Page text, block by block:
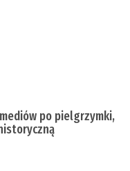
po pielgrzymki,